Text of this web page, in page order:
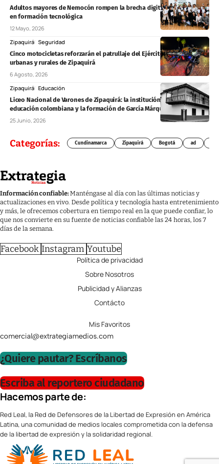
Adultos mayores de Nemocón rompen la brecha digital tras graduarse
en formación tecnológica
12 Mayo, 2026
Zipaquirá Seguridad
Cinco motocicletas reforzarán el patrullaje del Ejército en zonas
urbanas y rurales de Zipaquirá
6 Agosto, 2026
Zipaquirá Educación
Liceo Nacional de Varones de Zipaquirá: la institución que marcó la
educación colombiana y la formación de García Márquez
25 Junio, 2026
Categorías: Cundinamarca Zipaquirá Bogotá ad
Información confiable:Manténgase al día con las últimas noticias y
actualizaciones en vivo. Desde política y tecnología hasta entretenimiento
y más, le ofrecemos cobertura en tiempo real en la que puede confiar, lo
que nos convierte en su fuente de noticias confiable las 24 horas, los 7
días de la semana.
Facebook Instagram Youtube
Política de privacidad
Sobre Nosotros
Publicidad y Alianzas
Contácto
Mis Favoritos
comercial@extrategiamedios.com
¿Quiere pautar? Escríbanos
Escriba al reportero ciudadano
Hacemos parte de:
Red Leal, la Red de Defensores de la Libertad de Expresión en América
Latina, una comunidad de medios locales comprometida con la defensa
de la libertad de expresión y la solidaridad regional.